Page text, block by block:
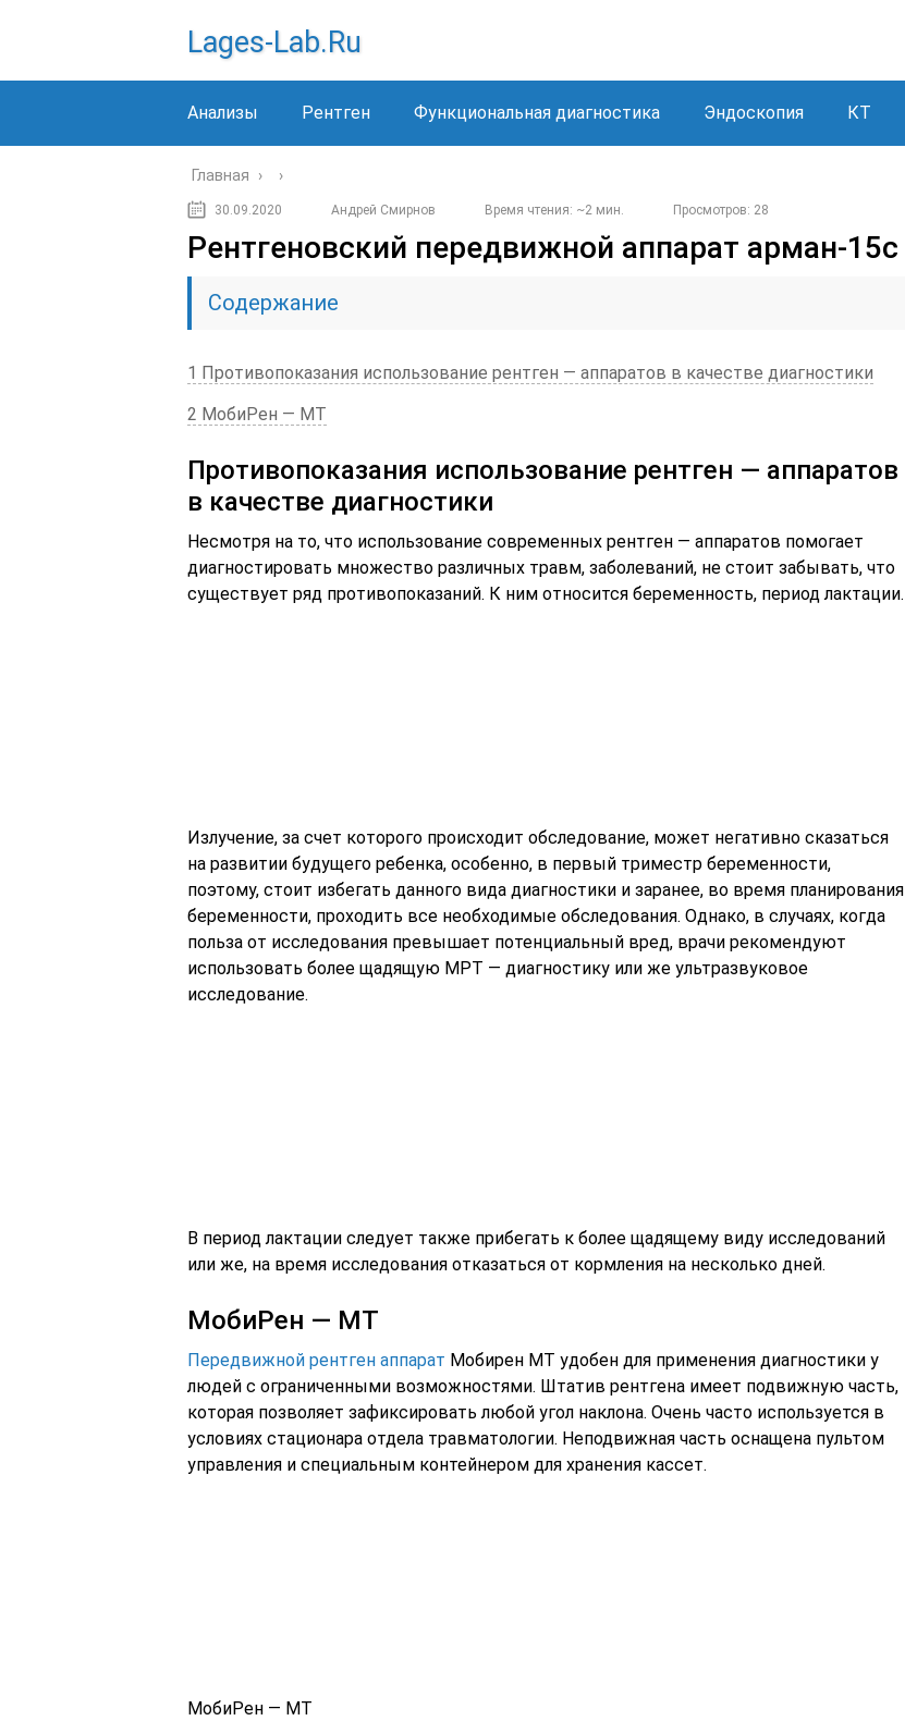
Lages-Lab.ru
Анализы Рентген Функциональная диагностика Эндоскопия КТ
Главная › ›
30.09.2020 Андрей Смирнов Время чтения: ~2 мин. Просмотров: 28
Рентгеновский передвижной аппарат арман-15с
Содержание
1 Противопоказания использование рентген — аппаратов в качестве диагностики
2 МобиРен — МТ
Противопоказания использование рентген — аппаратов
в качестве диагностики
Несмотря на то, что использование современных рентген — аппаратов помогает
диагностировать множество различных травм, заболеваний, не стоит забывать, что
существует ряд противопоказаний. К ним относится беременность, период лактации.
Излучение, за счет которого происходит обследование, может негативно сказаться
на развитии будущего ребенка, особенно, в первый триместр беременности,
поэтому, стоит избегать данного вида диагностики и заранее, во время планирования
беременности, проходить все необходимые обследования. Однако, в случаях, когда
польза от исследования превышает потенциальный вред, врачи рекомендуют
использовать более щадящую МРТ — диагностику или же ультразвуковое
исследование.
В период лактации следует также прибегать к более щадящему виду исследований
или же, на время исследования отказаться от кормления на несколько дней.
МобиРен — МТ
Передвижной рентген аппарат Мобирен МТ удобен для применения диагностики у
людей с ограниченными возможностями. Штатив рентгена имеет подвижную часть,
которая позволяет зафиксировать любой угол наклона. Очень часто используется в
условиях стационара отдела травматологии. Неподвижная часть оснащена пультом
управления и специальным контейнером для хранения кассет.
МобиРен — МТ